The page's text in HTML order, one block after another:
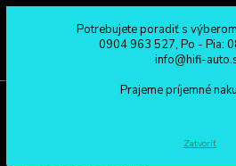
0904 963 527
Po - Pia: 08:00 - 16:00
Potrebujete poradiť s
0904 963 527, Po - Pia:
info@hifi-
Prajeme príjemné
Zatvoriť